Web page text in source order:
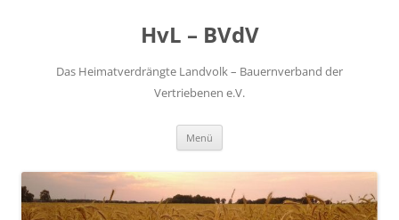
HvL – BVdV
Das Heimatverdrängte Landvolk – Bauernverband der
Vertriebenen e.V.
Menü